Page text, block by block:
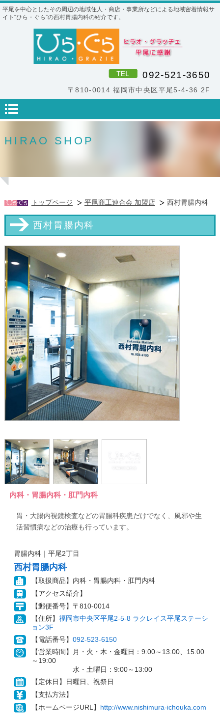
平尾を中心としたその周辺の地域住人・商店・事業所などによる地域密着情報サ
イト“ひら・ぐら”の西村胃腸内科の紹介です。
092-521-3650
〒810-0014 福岡市中央区平尾5-4-36 2F
HIRAO SHOP
トップページ 平尾商工連合会 加盟店 西村胃腸内科
西村胃腸内科
内科・胃腸内科・肛門内科
胃・大腸内視鏡検査などの胃腸科疾患だけでなく、風邪や生
活習慣病などの治療も行っています。
胃腸内科｜平尾2丁目
西村胃腸内科
【取扱商品】内科・胃腸内科・肛門内科
【アクセス紹介】
【郵便番号】〒810-0014
【住所】 福岡市中央区平尾2-5-8 ラクレイス平尾ステーシ
ョン3F
【電話番号】 092-523-6150
【営業時間】月・火・木・金曜日：9:00～13:00、15:00
～19:00
水・土曜日：9:00～13:00
【定休日】日曜日、祝祭日
【支払方法】
【ホームページURL】
http://www.nishimura-ichouka.com